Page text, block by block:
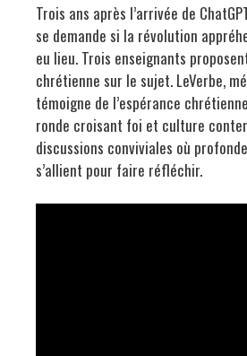
Trois ans après l’arrivée de
se demande si la révolution
eu lieu. Trois enseignants
chrétienne sur le sujet. LeVerbe,
témoigne de l’espérance
ronde croisant foi et culture
discussions conviviales où
s’allient pour faire réfléchir.